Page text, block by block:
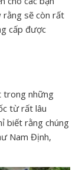
rằng sẽ còn rất
cấp được
trong những
từ rất lâu
biết rằng chúng
Nam Định,